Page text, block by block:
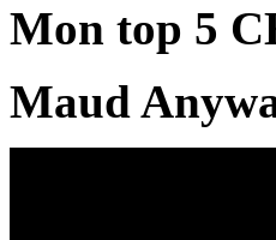
Mon top 5
Maud